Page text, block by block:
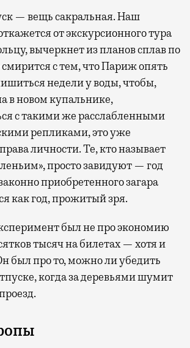
— вещь сакральная. Наш
от экскурсионного тура
вычеркнет из планов сплав по
с тем, что Париж опять
недели у воды, чтобы,
в новом купальнике,
с такими же расслабленными
репликами, это уже
личности. Те, кто называет
просто завидуют — год
приобретенного загара
как год, прожитый зря.
был не про экономию
тысяч на билетах — хотя и
был про то, можно ли убедить
когда за деревьями шумит